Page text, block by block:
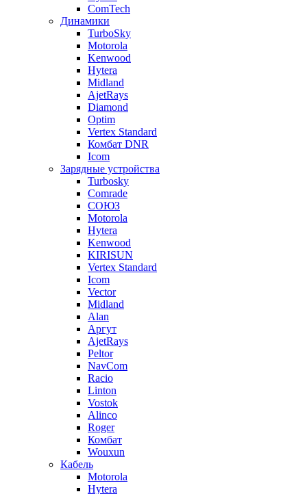
ComTech
Динамики
TurboSky
Motorola
Kenwood
Hytera
Midland
AjetRays
Diamond
Optim
Vertex Standard
Комбат DNR
Icom
Зарядные устройства
Turbosky
Comrade
СОЮЗ
Motorola
Hytera
Kenwood
KIRISUN
Vertex Standard
Icom
Vector
Midland
Alan
Аргут
AjetRays
Peltor
NavCom
Racio
Linton
Vostok
Alinco
Roger
Комбат
Wouxun
Кабель
Motorola
Hytera